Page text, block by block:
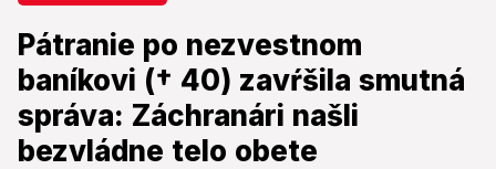
Pátranie po nezvestnom
baníkovi († 40) zavŕšila smutná
správa: Záchranári našli
bezvládne telo obete
Pátranie po nezvestnom baníkovi
(† 40) zavŕšila smutná správa:
Záchranári našli bezvládne telo
obete